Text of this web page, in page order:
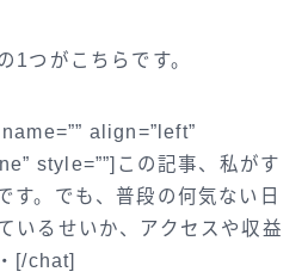
1つがこちらです。
align=”left”
style=””]この記事、私がす
す。でも、普段の何気ない日
いるせいか、アクセスや収益
[/chat]